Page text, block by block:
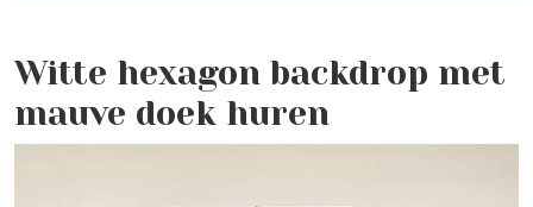
Witte hexagon backdrop met
mauve doek huren